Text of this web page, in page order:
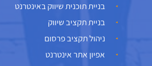
בניית תוכנית שיווק באינטרנט
בניית תקציב שיווק
ניהול תקציב פרסום
אפיון אתר אינטרנט